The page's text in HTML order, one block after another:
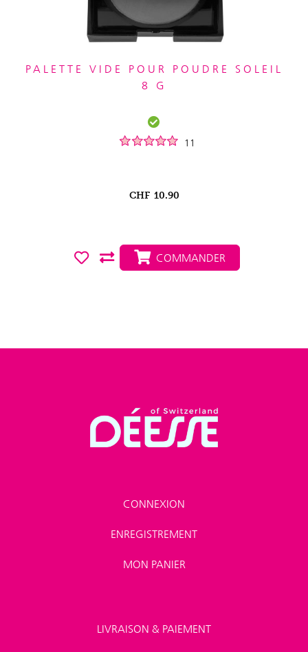
PALETTE VIDE POUR POUDRE SOLEIL
8 G
11
CHF 10.90
COMMANDER
CONNEXION
ENREGISTREMENT
MON PANIER
LIVRAISON & PAIEMENT